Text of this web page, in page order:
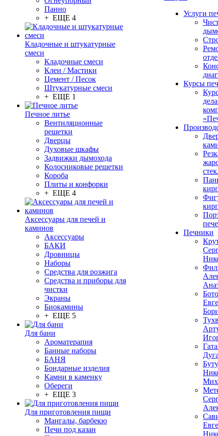
Панно
+ ЕЩЕ 4
Кладочные и штукатурные
смеси
Кладочные смеси
Клеи / Мастики
Цемент / Песок
Штукатурные смеси
+ ЕЩЕ 1
Печное литье
Вентиляционные
решетки
Дверцы
Духовые шкафы
Задвижки дымохода
Колосниковые решетки
Короба
Плиты и конфорки
+ ЕЩЕ 4
Аксессуары для печей и
каминов
Аксессуары
БАКИ
Дровницы
Наборы
Средства для розжига
Средства и приборы для
чистки
Экраны
Биокамины
+ ЕЩЕ 5
Для бани
Ароматерапия
Банные наборы
БАНЯ
Бондарные изделия
Камни в каменку
Обереги
+ ЕЩЕ 3
Для приготовления пищи
Мангалы, барбекю
Печи под казан
Услуги
Курсы
Печники